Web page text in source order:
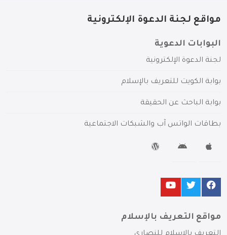
مواقع لجنة الدعوة الإلكترونية
البوابات الدعوية
لجنة الدعوة الإلكترونية
بوابة الكويت للتعريف بالإسلام
بوابة الباحث عن الحقيقة
بطاقات الواتس آب والشبكات الاجتماعية
مواقع التعريف بالإسلام